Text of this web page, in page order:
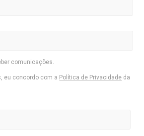
comunicações.
eu concordo com a Política de Privacidade da